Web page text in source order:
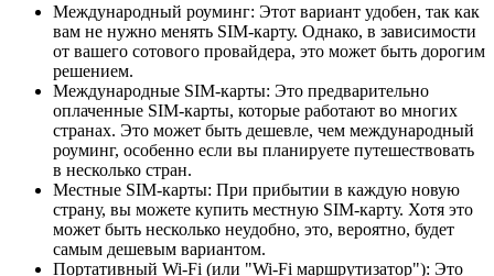
Международный роуминг: Этот вариант удобен, так как
вам не нужно менять SIM-карту. Однако, в зависимости
от вашего сотового провайдера, это может быть дорогим
решением.
Международные SIM-карты: Это предварительно
оплаченные SIM-карты, которые работают во многих
странах. Это может быть дешевле, чем международный
роуминг, особенно если вы планируете путешествовать
в несколько стран.
Местные SIM-карты: При прибытии в каждую новую
страну, вы можете купить местную SIM-карту. Хотя это
может быть несколько неудобно, это, вероятно, будет
самым дешевым вариантом.
Портативный Wi-Fi (или "Wi-Fi маршрутизатор"): Это